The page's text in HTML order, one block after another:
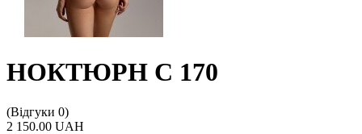
НОКТЮРН С 170
(Відгуки 0)
2 150.00 UAH